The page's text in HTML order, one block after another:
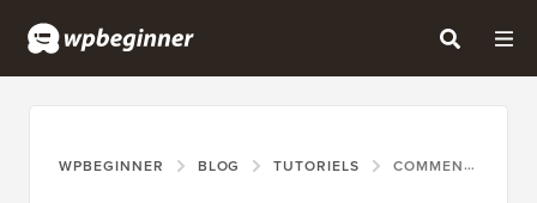
WPBEGINNER BLOG TUTORIELS COMMENT CRÉER UNE BOUTIQUE EN LIGNE EN 2026 (GUIDE ÉTAPE PAR ÉTAPE POUR DÉBUTANTS)